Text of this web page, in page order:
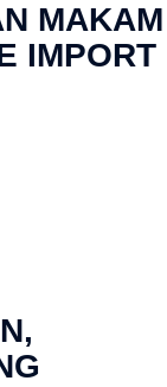
MAKAM
IMPORT